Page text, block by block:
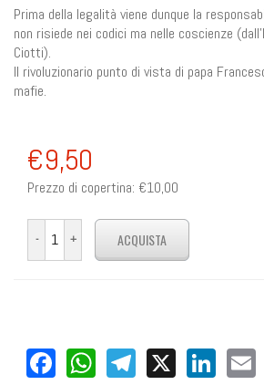
Prima della legalità viene dunque la
non risiede nei codici ma nelle coscienze
Ciotti).
Il rivoluzionario punto di vista di papa
mafie.
€9,50
Prezzo di copertina: €10,00
Facebook
WhatsApp
Telegram
X